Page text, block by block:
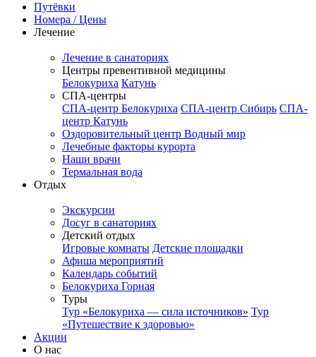
Путёвки
Номера / Цены
Лечение
Лечение в санаториях
Центры превентивной медицины
Белокуриха Катунь
СПА-центры
СПА-центр Белокуриха СПА-центр Сибирь СПА-
центр Катунь
Оздоровительный центр Водный мир
Лечебные факторы курорта
Наши врачи
Термальная вода
Отдых
Экскурсии
Досуг в санаториях
Детский отдых
Игровые комнаты Детские площадки
Афиша мероприятий
Календарь событий
Белокуриха Горная
Туры
Тур «Белокуриха — сила источников» Тур
«Путешествие к здоровью»
Акции
О нас